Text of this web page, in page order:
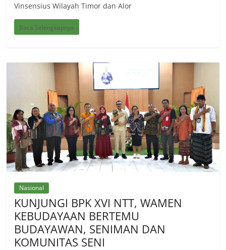
Vinsensius Wilayah Timor dan Alor
Baca Selengkapnya
Nasional
KUNJUNGI BPK XVI NTT, WAMEN
KEBUDAYAAN BERTEMU
BUDAYAWAN, SENIMAN DAN
KOMUNITAS SENI